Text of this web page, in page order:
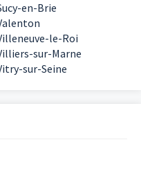
en-Brie
le-Roi
sur-Marne
sur-Seine